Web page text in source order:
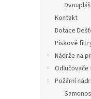
Kontakt
Dotace
Pískové
Nádrže na
Odlučovače
Požární